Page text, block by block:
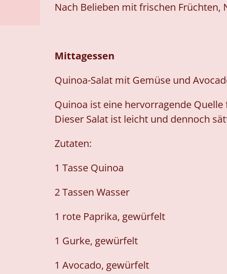
Nach Belieben mit frischen Früchten,
Mittagessen
Quinoa-Salat mit Gemüse und
Quinoa ist eine hervorragende
Dieser Salat ist leicht und dennoch
Zutaten:
1 Tasse Quinoa
2 Tassen Wasser
1 rote Paprika, gewürfelt
1 Gurke, gewürfelt
1 Avocado, gewürfelt